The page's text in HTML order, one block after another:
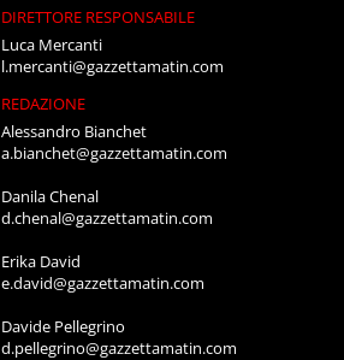
DIRETTORE RESPONSABILE
Luca Mercanti
l.mercanti@gazzettamatin.com
REDAZIONE
Alessandro Bianchet
a.bianchet@gazzettamatin.com
Danila Chenal
d.chenal@gazzettamatin.com
Erika David
e.david@gazzettamatin.com
Davide Pellegrino
d.pellegrino@gazzettamatin.com